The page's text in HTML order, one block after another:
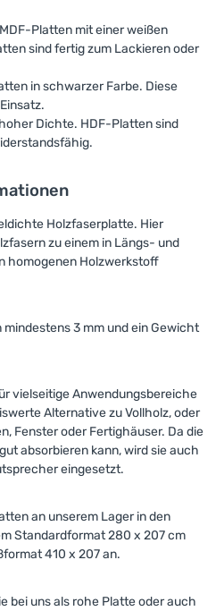
Einhaltung der E1E05 TSCA
P2 Norm bieten unsere
umweltbewusste Lösung,
die gesundheitliche
Standards erfüllt und
bedenkenlos in
Wohnräumen eingesetzt
Platten und nutzen Sie ein
Projekte unterstützt und
höchsten Ansprüchen an
Qualität und
hochwertigen MDF-Platten
Shop. Lassen Sie sich von
der Vielfalt und Qualität
unserer Produkte
inspirieren und starten Sie
Ihr nächstes Projekt mit
den besten Materialien!
Platten mit einer weißen
sind fertig zum Lackieren oder
in schwarzer Farbe. Diese
Dichte. HDF-Platten sind
Holzfaserplatte. Hier
zu einem in Längs- und
homogenen Holzwerkstoff
3 mm und ein Gewicht
vielseitige Anwendungsbereiche
Alternative zu Vollholz, oder
Fenster oder Fertighäuser. Da die
absorbieren kann, wird sie auch
eingesetzt.
an unserem Lager in den
Standardformat 280 x 207 cm
410 x 207 an.
bei uns als rohe Platte oder auch